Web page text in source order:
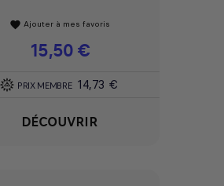
favorite Ajouter à mes favoris
Prix
15,50 €
PRIX MEMBRE 14,73 €
DÉCOUVRIR